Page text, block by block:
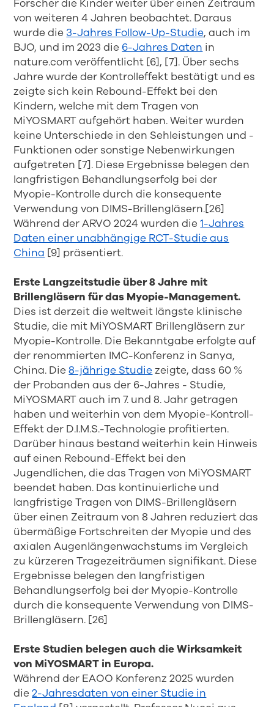
Forscher die Kinder weiter über einen Zeitraum
von weiteren 4 Jahren beobachtet. Daraus
wurde die 3-Jahres Follow-Up-Studie, auch im
BJO, und im 2023 die 6-Jahres Daten in
nature.com veröffentlicht [6], [7]. Über sechs
Jahre wurde der Kontrolleffekt bestätigt und es
zeigte sich kein Rebound-Effekt bei den
Kindern, welche mit dem Tragen von
MiYOSMART aufgehört haben. Weiter wurden
keine Unterschiede in den Sehleistungen und -
Funktionen oder sonstige Nebenwirkungen
aufgetreten [7]. Diese Ergebnisse belegen den
langfristigen Behandlungserfolg bei der
Myopie-Kontrolle durch die konsequente
Verwendung von DIMS-Brillengläsern.[26]
Während der ARVO 2024 wurden die1-Jahres
Daten einer unabhängige RCT-Studie aus
China [9] präsentiert.
Erste Langzeitstudie über 8 Jahre mit
Brillengläsern für das Myopie-Management.
Dies ist derzeit die weltweit längste klinische
Studie, die mit MiYOSMART Brillengläsern zur
Myopie-Kontrolle. Die Bekanntgabe erfolgte auf
der renommierten IMC-Konferenz in Sanya,
China. Die8-jährige Studiezeigte, dass 60 %
der Probanden aus der 6-Jahres - Studie,
MiYOSMART auch im 7. und 8. Jahr getragen
haben und weiterhin von dem Myopie-Kontroll-
Effekt der D.I.M.S.-Technologie profitierten.
Darüber hinaus bestand weiterhin kein Hinweis
auf einen Rebound-Effekt bei den
Jugendlichen, die das Tragen von MiYOSMART
beendet haben. Das kontinuierliche und
langfristige Tragen von DIMS-Brillengläsern
über einen Zeitraum von 8 Jahren reduziert das
übermäßige Fortschreiten der Myopie und des
axialen Augenlängenwachstums im Vergleich
zu kürzeren Tragezeiträumen signifikant. Diese
Ergebnisse belegen den langfristigen
Behandlungserfolg bei der Myopie-Kontrolle
durch die konsequente Verwendung von DIMS-
Brillengläsern. [26]
Erste Studien belegen auch die Wirksamkeit
von MiYOSMART in Europa.
Während der EAOO Konferenz 2025 wurden
die2-Jahresdaten von einer Studie in